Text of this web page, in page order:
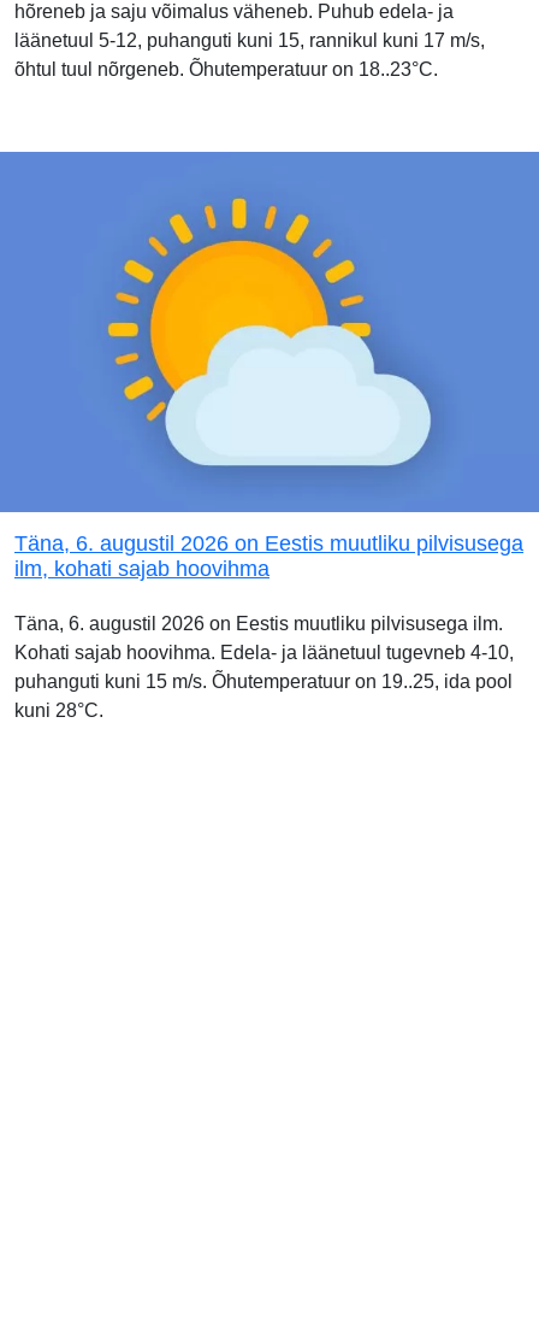
hõreneb ja saju võimalus väheneb. Puhub edela- ja
läänetuul 5-12, puhanguti kuni 15, rannikul kuni 17 m/s,
õhtul tuul nõrgeneb. Õhutemperatuur on 18..23°C.
Täna, 6. augustil 2026 on Eestis muutliku pilvisusega
ilm, kohati sajab hoovihma
Täna, 6. augustil 2026 on Eestis muutliku pilvisusega ilm.
Kohati sajab hoovihma. Edela- ja läänetuul tugevneb 4-10,
puhanguti kuni 15 m/s. Õhutemperatuur on 19..25, ida pool
kuni 28°C.